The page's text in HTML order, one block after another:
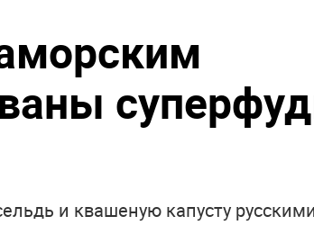
и квашеную капусту русскими